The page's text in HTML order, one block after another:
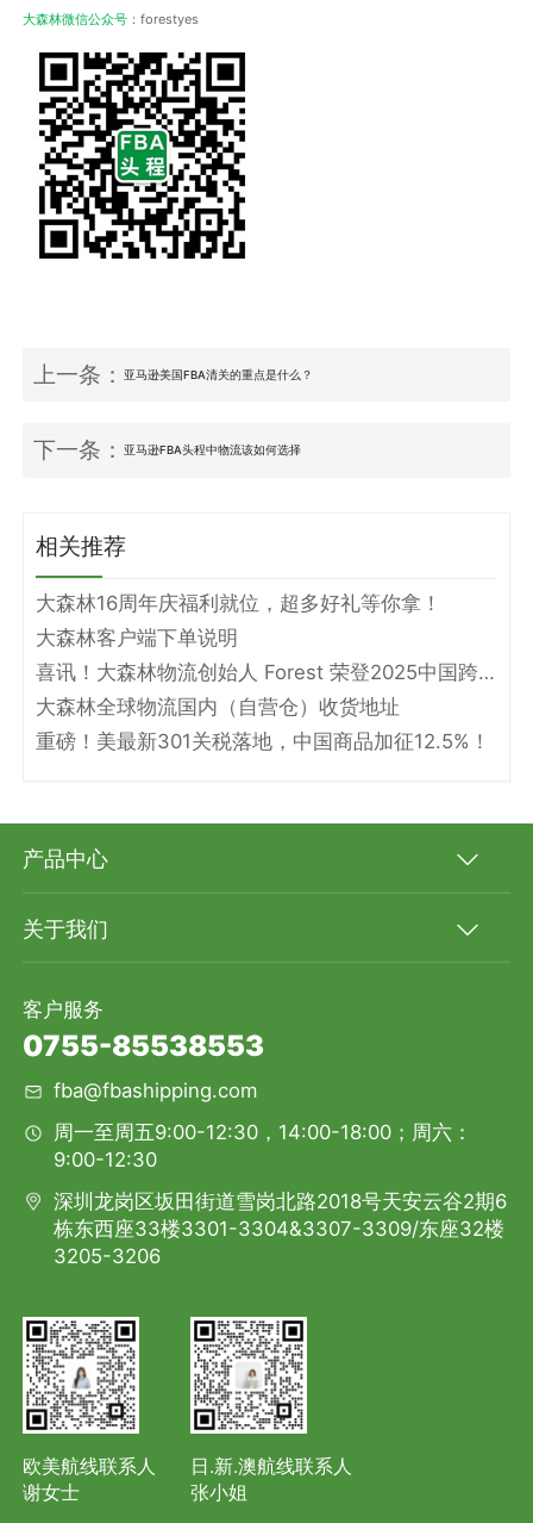
大森林微信公众号 ：forestyes
上一条：亚马逊美国FBA清关的重点是什么？
下一条：亚马逊FBA头程中物流该如何选择
相关推荐
大森林16周年庆福利就位，超多好礼等你拿！
大森林客户端下单说明
喜讯！大森林物流创始人 Forest 荣登2025中国跨境电商物流名人堂！
大森林全球物流国内（自营仓）收货地址
重磅！美最新301关税落地，中国商品加征12.5%！
产品中心
关于我们
客户服务
0755-85538553
fba@fbashipping.com
周一至周五9:00-12:30，14:00-18:00；周六：
9:00-12:30
深圳龙岗区坂田街道雪岗北路2018号天安云谷2期6
栋东西座33楼3301-3304&3307-3309/东座32楼
3205-3206
欧美航线联系人
谢女士
日.新.澳航线联系人
张小姐